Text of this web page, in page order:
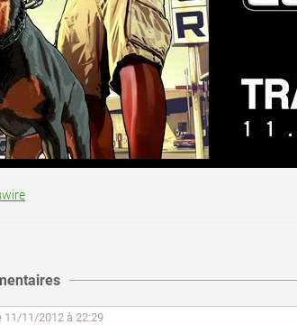
11/11/2012 à 22:29